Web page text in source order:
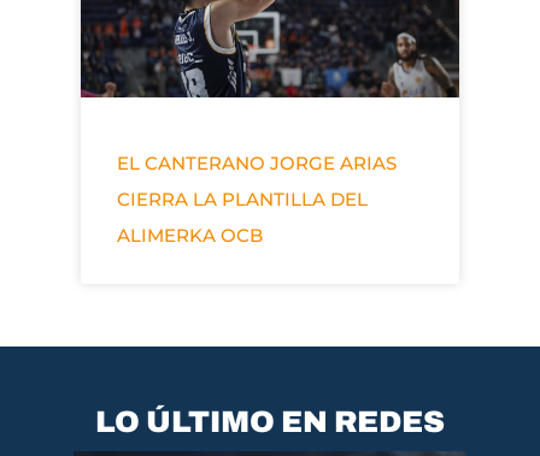
EL CANTERANO JORGE ARIAS
CIERRA LA PLANTILLA DEL
ALIMERKA OCB
LO ÚLTIMO EN REDES